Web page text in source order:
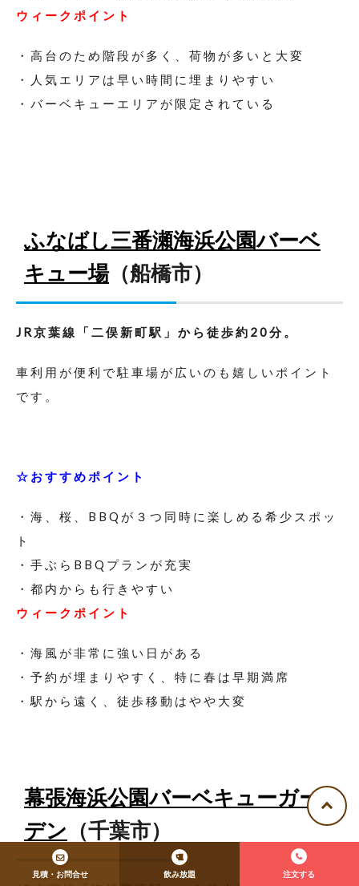
見積・お問合せ 飲み放題 注文する
ウィークポイント
・高台のため階段が多く、荷物が多いと大変
・人気エリアは早い時間に埋まりやすい
・バーベキューエリアが限定されている
ふなばし三番瀬海浜公園バーベ
キュー場（船橋市）
JR京葉線「二俣新町駅」から徒歩約20分。
車利用が便利で駐車場が広いのも嬉しいポイント
です。
☆おすすめポイント
・海、桜、BBQが３つ同時に楽しめる希少スポッ
ト
・手ぶらBBQプランが充実
・都内からも行きやすい
ウィークポイント
・海風が非常に強い日がある
・予約が埋まりやすく、特に春は早期満席
・駅から遠く、徒歩移動はやや大変
幕張海浜公園バーベキューガー
デン （千葉市）